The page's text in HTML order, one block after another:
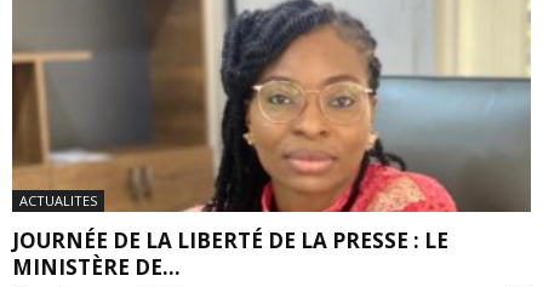
ACTUALITES
JOURNÉE DE LA LIBERTÉ DE LA PRESSE : LE
MINISTÈRE DE...